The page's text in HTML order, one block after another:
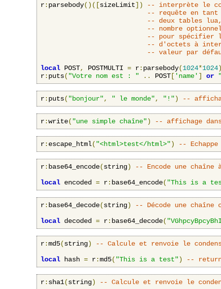
r: parsebody()([sizeLimit])
-- interprète le
-- requête en tant
-- deux tables lua,
-- nombre
-- pour spécifier le
-- d'octets à
-- valeur par
local POST, POSTMULTI = r: parsebody(1024*1024
r: puts( "Votre nom est : " .. POST [ 'name' ] or
r: puts( "bonjour", " le monde", "!") --
r:write( "une simple chaîne") -- affichage
r: escape_html( "<html>test</html>") --
r: base64_encode(string)
-- Encode une chaîne
local encoded = r: base64_encode( "This is a
r: base64_decode(string)
-- Décode une chaîne
local decoded = r: base64_decode(
r:md5(string)
-- Calcule et renvoie le
local hash = r:md5( "This is a test") --
r: sha1(string)
-- Calcule et renvoie le